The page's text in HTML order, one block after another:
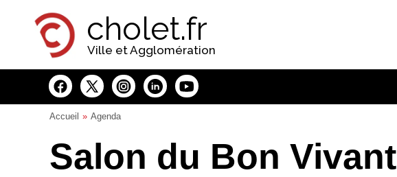
cholet.fr
Ville et Agglomération
Accueil Agenda
Salon du Bon Vivant